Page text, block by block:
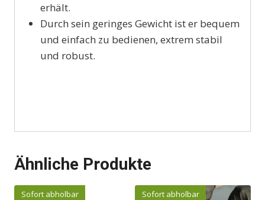
erhält.
Durch sein geringes Gewicht ist er bequem
und einfach zu bedienen, extrem stabil
und robust.
Ähnliche Produkte
Sofort abholbar Sofort abholbar